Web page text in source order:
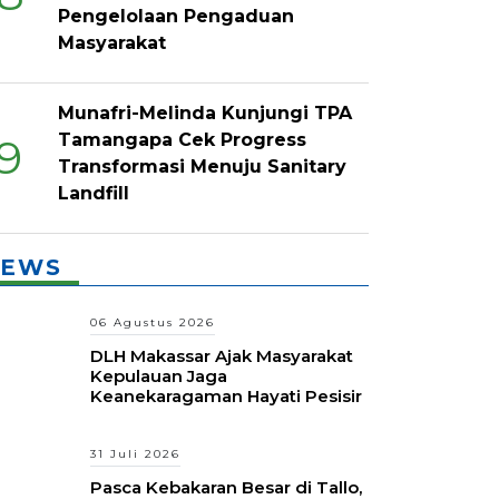
Pengelolaan Pengaduan
Masyarakat
Munafri-Melinda Kunjungi TPA
Tamangapa Cek Progress
Transformasi Menuju Sanitary
Landfill
06 Agustus 2026
DLH Makassar Ajak Masyarakat
Kepulauan Jaga
Keanekaragaman Hayati Pesisir
31 Juli 2026
Pasca Kebakaran Besar di Tallo,